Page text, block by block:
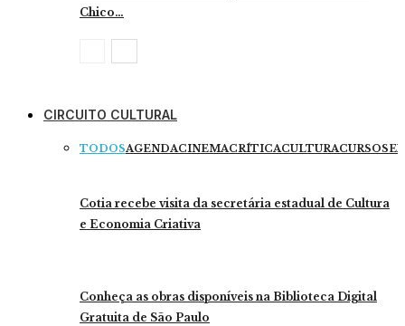
Chico…
CIRCUITO CULTURAL
TODOSAGENDACINEMACRÍTICACULTURACURSOS
Cotia recebe visita da secretária estadual de Cultura
e Economia Criativa
Conheça as obras disponíveis na Biblioteca Digital
Gratuita de São Paulo